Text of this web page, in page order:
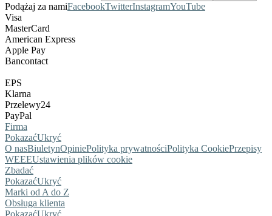
Podążaj za namiFacebookTwitterInstagramYouTube
Visa
MasterCard
American Express
Apple Pay
Bancontact
EPS
Klarna
Przelewy24
PayPal
Firma
PokazaćUkryć
O nasBiuletynOpiniePolityka prywatnościPolityka CookiePrzepisy
WEEEUstawienia plików cookie
Zbadać
PokazaćUkryć
Marki od A do Z
Obsługa klienta
PokazaćUkryć